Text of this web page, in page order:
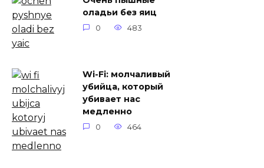
оладьи без яиц
0 483
Wi-Fi: молчаливый
убийца, который
убивает нас
медленно
0 464